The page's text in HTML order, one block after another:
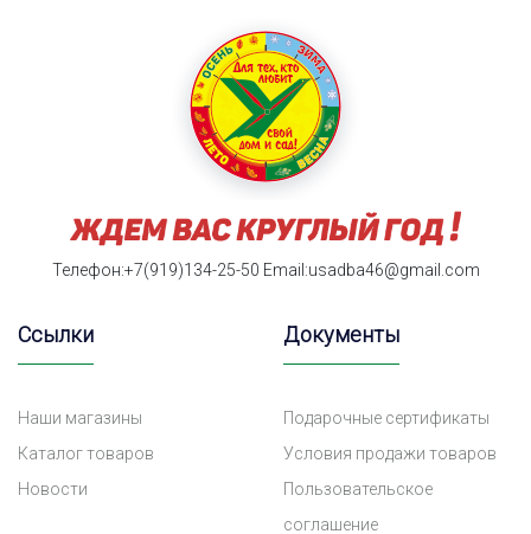
Телефон:+7(919)134-25-50 Email:usadba46@gmail.com
Ссылки
Наши магазины
Каталог товаров
Новости
Документы
Подарочные сертификаты
Условия продажи товаров
Пользовательское
соглашение